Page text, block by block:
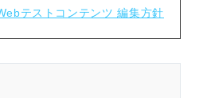
テストコンテンツ 編集方針